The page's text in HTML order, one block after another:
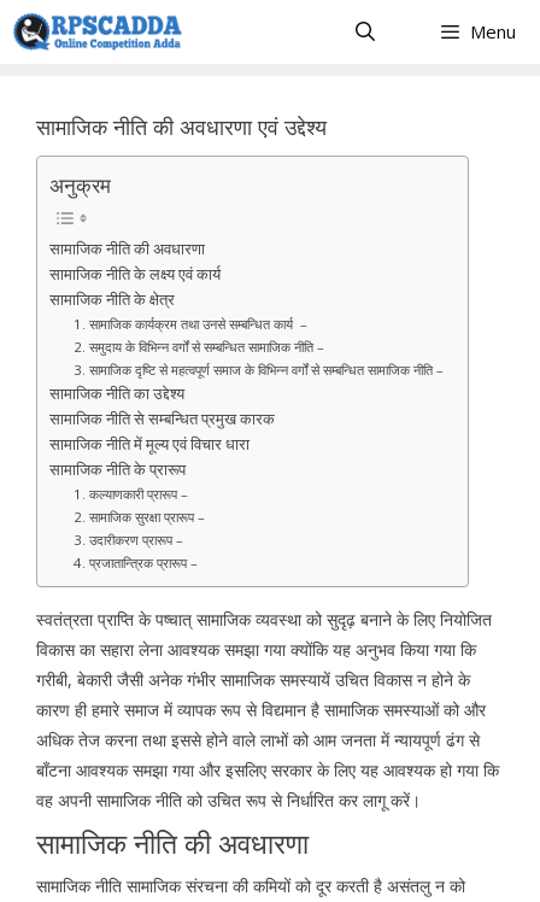
Skip
to
Menu
सामाजिक नीति की अवधारणा एवं उद्देश्य
अनुक्रम
सामाजिक नीति की अवधारणा
सामाजिक नीति के लक्ष्य एवं कार्य
सामाजिक नीति के क्षेत्र
1. सामाजिक कार्यक्रम तथा उनसे सम्बन्धित कार्य –
2. समुदाय के विभिन्न वर्गों से सम्बन्धित सामाजिक नीति –
3. सामाजिक दृष्टि से महत्वपूर्ण समाज के विभिन्न वर्गों से सम्बन्धित सामाजिक नीति –
सामाजिक नीति का उद्देश्य
सामाजिक नीति से सम्बन्धित प्रमुख कारक
सामाजिक नीति में मूल्य एवं विचार धारा
सामाजिक नीति के प्रारूप
1. कल्याणकारी प्रारूप –
2. सामाजिक सुरक्षा प्रारूप –
3. उदारीकरण प्रारूप –
4. प्रजातान्त्रिक प्रारूप –
स्वतंत्रता प्राप्ति के पष्चात् सामाजिक व्यवस्था को सुदृढ़ बनाने के लिए नियोजित
विकास का सहारा लेना आवश्यक समझा गया क्योंकि यह अनुभव किया गया कि
गरीबी, बेकारी जैसी अनेक गंभीर सामाजिक समस्यायें उचित विकास न होने के
कारण ही हमारे समाज में व्यापक रूप से विद्यमान है सामाजिक समस्याओं को और
अधिक तेज करना तथा इससे होने वाले लाभों को आम जनता में न्यायपूर्ण ढंग से
बाँटना आवश्यक समझा गया और इसलिए सरकार के लिए यह आवश्यक हो गया कि
वह अपनी सामाजिक नीति को उचित रूप से निर्धारित कर लागू करें।
सामाजिक नीति की अवधारणा
सामाजिक नीति सामाजिक संरचना की कमियों को दूर करती है असंतलु न को